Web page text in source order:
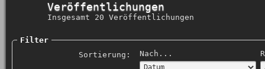
Veröffentlichungen
Insgesamt 20 Veröffentlichungen
Filter
Sortierung:
Nach...